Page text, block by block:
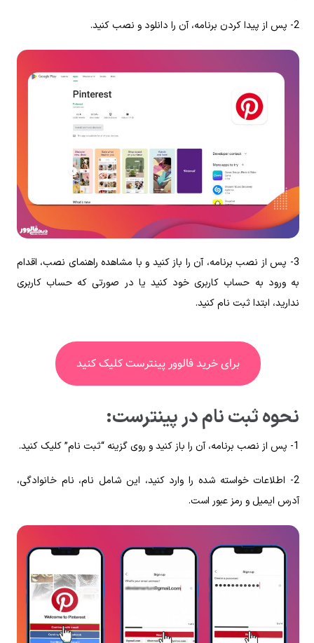
2- پس از پیدا کردن برنامه، آن را دانلود و نصب کنید.
3- پس از نصب برنامه، آن را باز کنید و با مشاهده راهنمای نصب، اقدام
به ورود به حساب کاربری خود کنید یا در صورتی که حساب کاربری
ندارید، ابتدا ثبت نام کنید.
برای خرید فالوور پینترست کلیک کنید
نحوه ثبت نام در پینترست:
1- پس از نصب برنامه، آن را باز کنید و روی گزینه “ثبت نام” کلیک کنید.
2- اطلاعات خواسته شده را وارد کنید، این شامل نام، نام خانوادگی،
آدرس ایمیل و رمز عبور است.